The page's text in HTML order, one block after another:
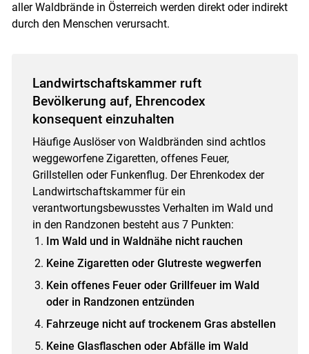
aller Waldbrände in Österreich werden direkt oder indirekt
durch den Menschen verursacht.
Landwirtschaftskammer ruft
Bevölkerung auf, Ehrencodex
konsequent einzuhalten
Häufige Auslöser von Waldbränden sind achtlos
weggeworfene Zigaretten, offenes Feuer,
Grillstellen oder Funkenflug. Der Ehrenkodex der
Landwirtschaftskammer für ein
verantwortungsbewusstes Verhalten im Wald und
in den Randzonen besteht aus 7 Punkten:
Im Wald und in Waldnähe nicht rauchen
Keine Zigaretten oder Glutreste wegwerfen
Kein offenes Feuer oder Grillfeuer im Wald
oder in Randzonen entzünden
Fahrzeuge nicht auf trockenem Gras abstellen
Keine Glasflaschen oder Abfälle im Wald